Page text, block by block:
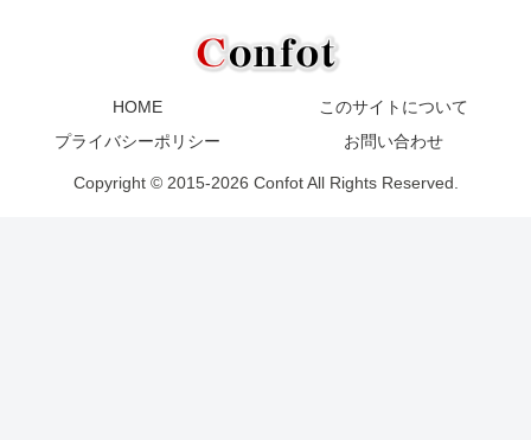
HOME
このサイトについて
プライバシーポリシー
お問い合わせ
Copyright © 2015-2026 Confot All Rights Reserved.